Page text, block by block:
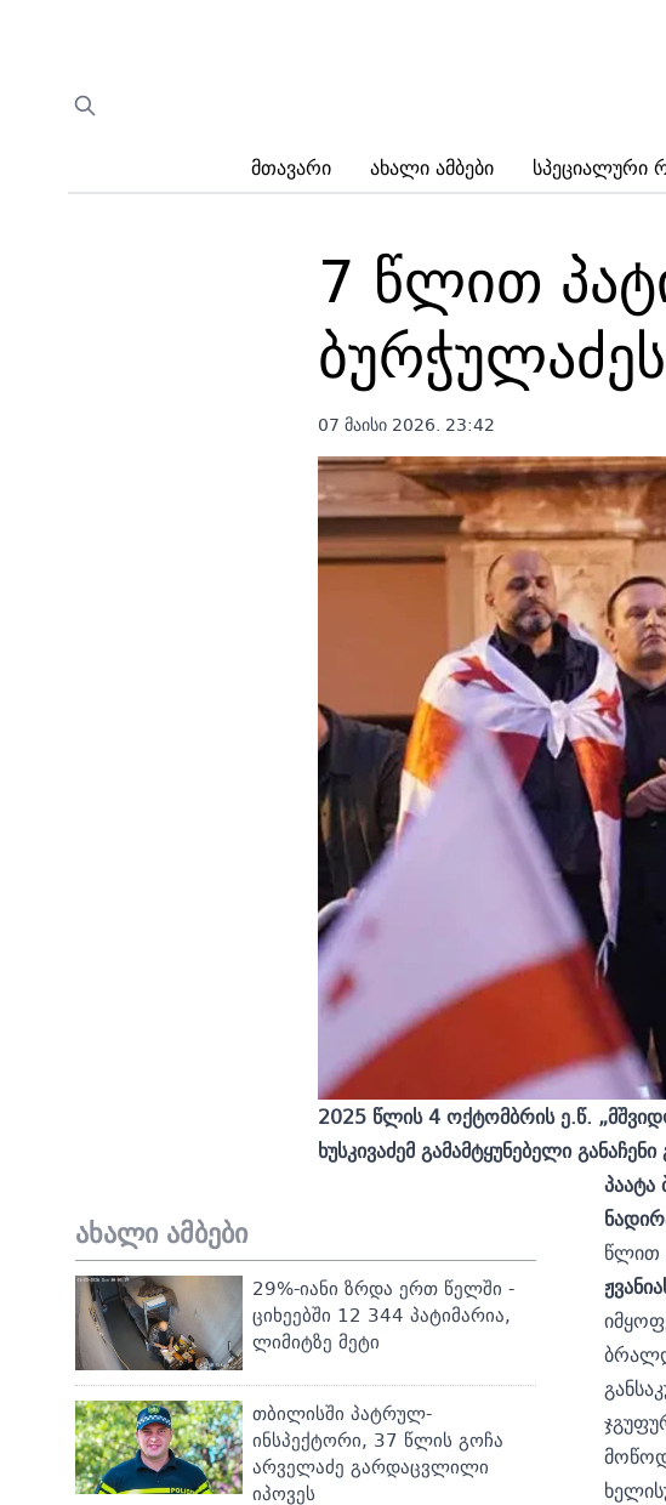
Მთავარი Ახალი Ამბები Სპეციალური
7 წლით
07 მაისი 2026. 23:42
2025 წლის 4 ოქტომბრის ე.წ.
ხუსკივაძემ გამამტყუნებელი
ახალი ამბები
29%-იანი ზრდა ერთ წელში -
ციხეებში 12 344 პატიმარია,
ლიმიტზე მეტი
თბილისში პატრულ-
ინსპექტორი, 37 წლის გოჩა
არველაძე გარდაცვლილი
იპოვეს
პაატა
წლით